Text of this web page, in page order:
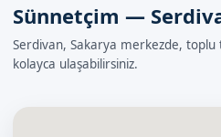
Sünnetçim —
Serdivan, Sakarya merkezde, toplu
kolayca ulaşabilirsiniz.